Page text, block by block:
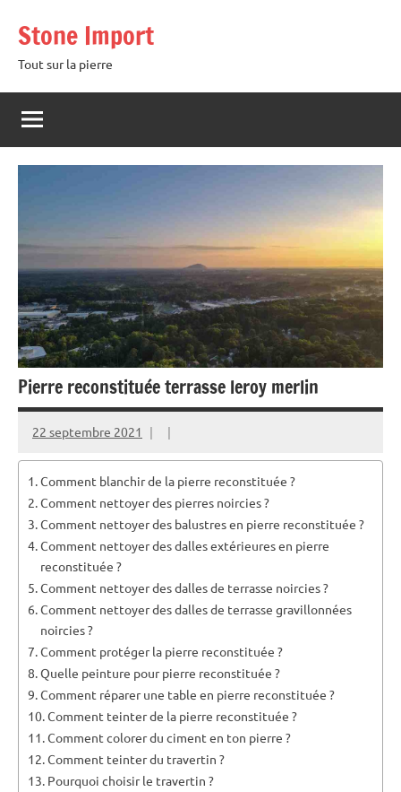
contenu
Stone Import
Tout sur la pierre
Pierre reconstituée terrasse leroy merlin
22 septembre 2021
Comment blanchir de la pierre reconstituée ?
Comment nettoyer des pierres noircies ?
Comment nettoyer des balustres en pierre reconstituée ?
Comment nettoyer des dalles extérieures en pierre
reconstituée ?
Comment nettoyer des dalles de terrasse noircies ?
Comment nettoyer des dalles de terrasse gravillonnées
noircies ?
Comment protéger la pierre reconstituée ?
Quelle peinture pour pierre reconstituée ?
Comment réparer une table en pierre reconstituée ?
Comment teinter de la pierre reconstituée ?
Comment colorer du ciment en ton pierre ?
Comment teinter du travertin ?
Pourquoi choisir le travertin ?